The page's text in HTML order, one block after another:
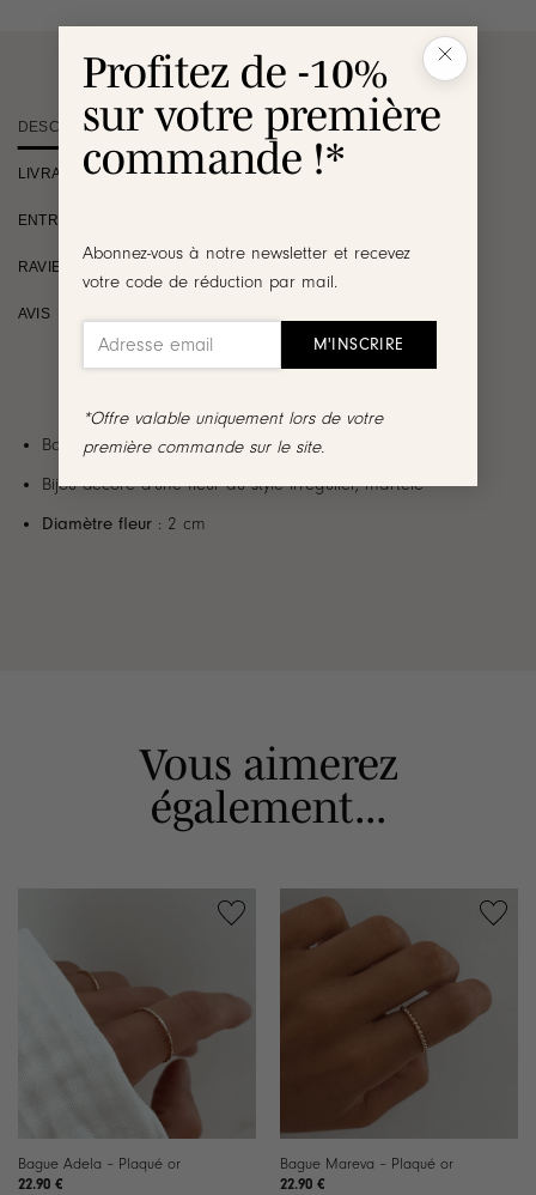
Profitez de -10%
sur votre première
commande !*
Abonnez-vous à notre newsletter et recevez
votre code de réduction par mail.
*Offre valable uniquement lors de votre
première commande sur le site.
DESCRIPTION
LIVRAISON
ENTRETIEN
RAVIE OU REMBOURSÉE
AVIS
Bague large en plaqué or 3 microns 18 carats
Bijou décoré d’une fleur au style irrégulier, martelé
Diamètre fleur: 2 cm
Vous aimerez
également...
Bague Adela – Plaqué or
22.90 €
Bague Mareva – Plaqué or
22.90 €